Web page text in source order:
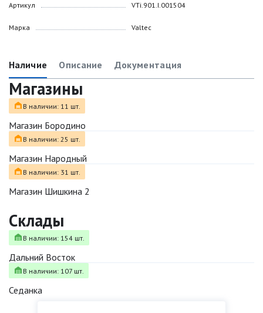
Артикул
Марка
VTi.901.I.001504
Valtec
Наличие Описание Документация
Магазины
В наличии: 11 шт.
Магазин Бородино
В наличии: 25 шт.
Магазин Народный
В наличии: 31 шт.
Магазин Шишкина 2
Склады
В наличии: 154 шт.
Дальний Восток
В наличии: 107 шт.
Седанка